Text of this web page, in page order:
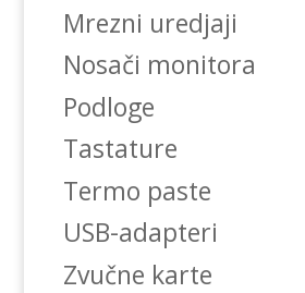
Mrezni uredjaji
Nosači monitora
Podloge
Tastature
Termo paste
USB-adapteri
Zvučne karte